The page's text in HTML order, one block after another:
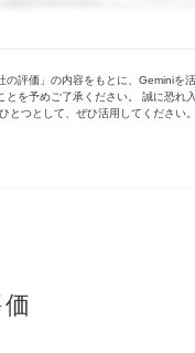
評価」の内容をもとに、Geminiを
を予めご了承ください。 誠に恐
つとして、ぜひ活用してください。